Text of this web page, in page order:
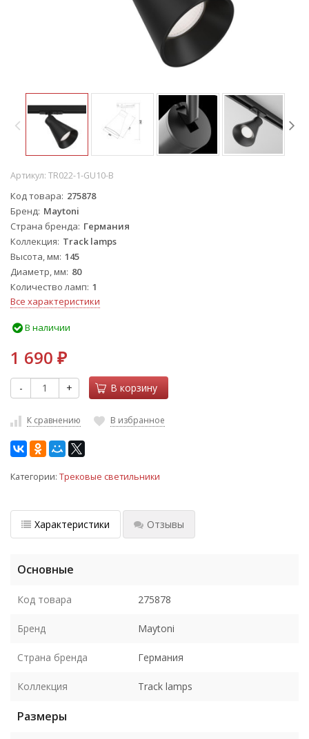
Артикул: TR022-1-GU10-B
Код товара 275878
Бренд Maytoni
Страна бренда Германия
Коллекция Track lamps
Высота, мм 145
Диаметр, мм 80
Количество ламп 1
Все характеристики
В наличии
1 690 ₽
- + В корзину
К сравнению В избранное
Категории: Трековые светильники
Характеристики Отзывы
Основные
Код товара 275878
Бренд Maytoni
Страна бренда Германия
Коллекция Track lamps
Размеры